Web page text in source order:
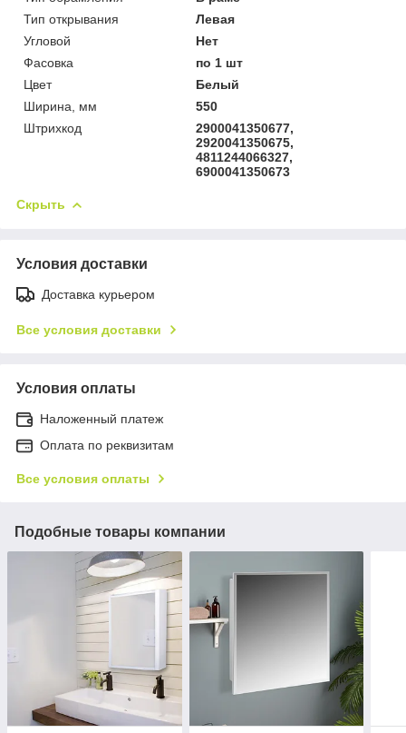
Тип открывания
Левая
Угловой
Нет
Фасовка
по 1 шт
Цвет
Белый
Ширина, мм
550
Штрихкод
2900041350677,
2920041350675,
4811244066327,
6900041350673
Скрыть
Условия доставки
Доставка курьером
Все условия доставки
Условия оплаты
Наложенный платеж
Оплата по реквизитам
Все условия оплаты
Подобные товары компании